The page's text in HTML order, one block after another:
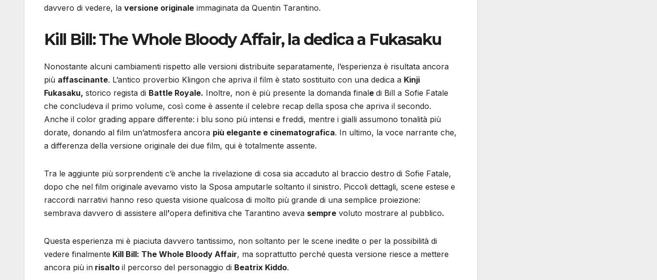
davvero di vedere, la versione originale immaginata da Quentin Tarantino.
Kill Bill: The Whole Bloody Affair, la dedica a Fukasaku
Nonostante alcuni cambiamenti rispetto alle versioni distribuite separatamente, l’esperienza è risultata ancora
più affascinante. L’antico proverbio Klingon che apriva il film è stato sostituito con una dedica a Kinji
Fukasaku, storico regista di Battle Royale. Inoltre, non è più presente la domanda finale di Bill a Sofie Fatale
che concludeva il primo volume, così come è assente il celebre recap della sposa che apriva il secondo.
Anche il color grading appare differente: i blu sono più intensi e freddi, mentre i gialli assumono tonalità più
dorate, donando al film un’atmosfera ancora più elegante e cinematografica. In ultimo, la voce narrante che,
a differenza della versione originale dei due film, qui è totalmente assente.
Tra le aggiunte più sorprendenti c’è anche la rivelazione di cosa sia accaduto al braccio destro di Sofie Fatale,
dopo che nel film originale avevamo visto la Sposa amputarle soltanto il sinistro. Piccoli dettagli, scene estese e
raccordi narrativi hanno reso questa visione qualcosa di molto più grande di una semplice proiezione:
sembrava davvero di assistere all’opera definitiva che Tarantino aveva sempre voluto mostrare al pubblico.
Questa esperienza mi è piaciuta davvero tantissimo, non soltanto per le scene inedite o per la possibilità di
vedere finalmente Kill Bill: The Whole Bloody Affair, ma soprattutto perché questa versione riesce a mettere
ancora più in risalto il percorso del personaggio di Beatrix Kiddo.